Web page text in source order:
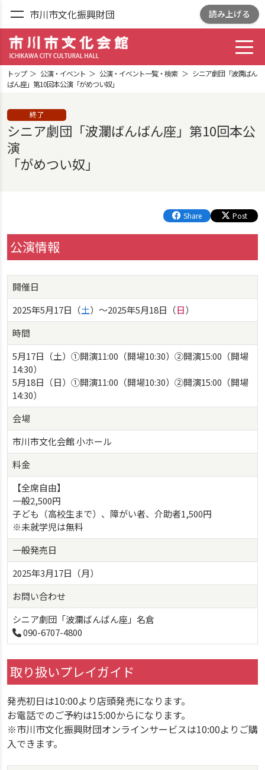
市川市文化振興財団 読み上げる
ICHIKAWA CITY
トップ 公演・イベント 公演・イベント一覧・検索
シニア劇団「波瀾ばん
ばん座」第10回本公演「がめつい奴」
終了
シニア劇団「波瀾ばんばん座」第10回本公
演
「がめつい奴」
Share Post
公演情報
開催日
2025年5月17日（土）〜2025年5月18日（日）
時間
5月17日（土）①開演11:00（開場10:30）②開演15:00（開場
14:30）
5月18日（日）①開演11:00（開場10:30）②開演15:00（開場
14:30）
会場
市川市文化会館 小ホール
料金
【全席自由】
一般2,500円
子ども（高校生まで）、障がい者、介助者1,500円
※未就学児は無料
一般発売日
2025年3月17日（月）
お問い合わせ
シニア劇団「波瀾ばんばん座」名倉
090-6707-4800
取り扱いプレイガイド
発売初日は10:00より店頭発売になります。
お電話でのご予約は15:00からになります。
※市川市文化振興財団オンラインサービスは10:00よりご購
入できます。